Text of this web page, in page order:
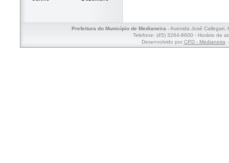
Prefeitura do Município de Medianeira- Avenida José Callegari,
Telefone: (45) 3264-8600 - Horário de
Desenvolvido por CPD - Medianeira-